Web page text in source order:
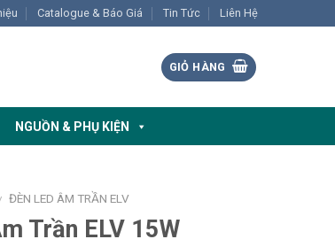
Catalogue & Báo Giá Tin Tức Liên Hệ
GIỎ HÀNG
NGUỒN & PHỤ KIỆN
ĐÈN LED ÂM TRẦN ELV
Trần ELV 15W